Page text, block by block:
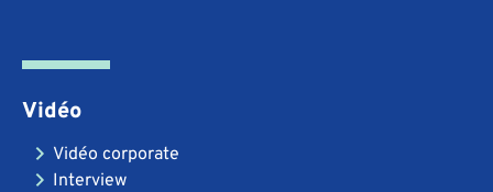
Vidéo
Vidéo corporate
Interview